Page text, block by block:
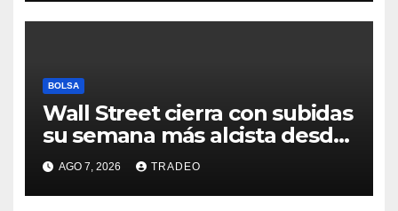
BOLSA
Wall Street cierra con subidas
su semana más alcista desde
abril
AGO 7, 2026 TRADEO